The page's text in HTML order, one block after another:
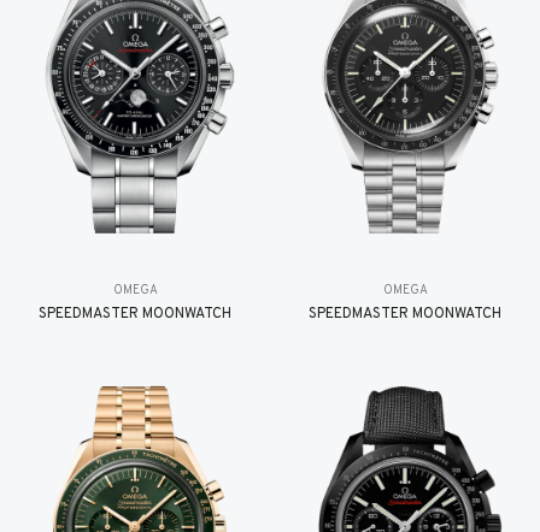
OMEGA
SPEEDMASTER MOONWATCH
OMEGA
SPEEDMASTER MOONWATCH